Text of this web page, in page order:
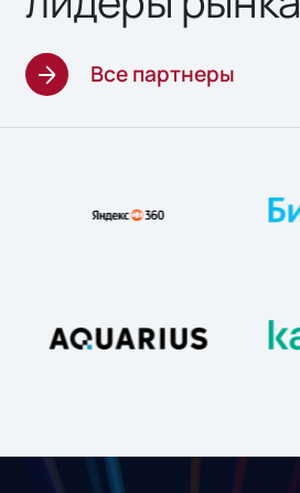
Все партнеры